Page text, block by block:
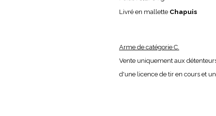
Livré en mallette Chapuis
Arme de catégorie C.
Vente uniquement aux
d'une licence de tir en cours et